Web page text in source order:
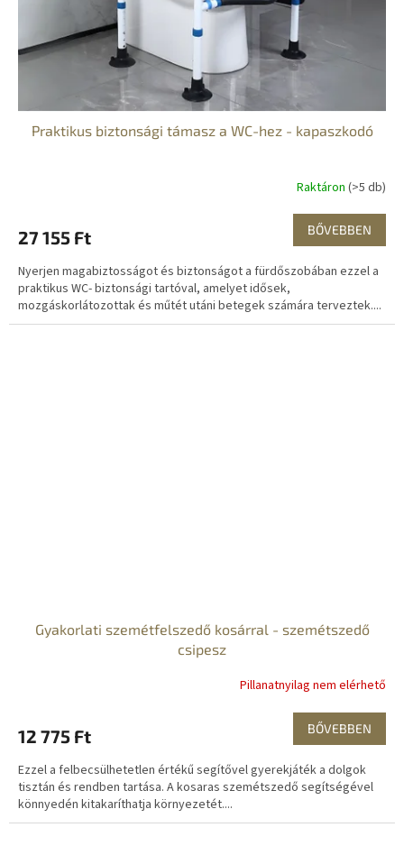
Praktikus biztonsági támasz a WC-hez - kapaszkodó
Raktáron (>5 db)
27 155 Ft BŐVEBBEN
Nyerjen magabiztosságot és biztonságot a fürdőszobában ezzel a
praktikus WC- biztonsági tartóval, amelyet idősek,
mozgáskorlátozottak és műtét utáni betegek számára terveztek....
Gyakorlati szemétfelszedő kosárral - szemétszedő
csipesz
Pillanatnyilag nem elérhető
12 775 Ft BŐVEBBEN
Ezzel a felbecsülhetetlen értékű segítővel gyerekjáték a dolgok
tisztán és rendben tartása. A kosaras szemétszedő segítségével
könnyedén kitakaríthatja környezetét....